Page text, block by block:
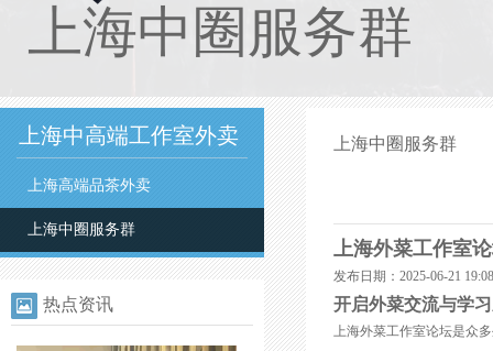
上海中圈服务群
上海中高端工作室外卖
上海高端品茶外卖
上海中圈服务群
热点资讯
上海中圈服务群
上海外菜工作室
发布日期：2025-06-21
开启外菜交流与学
上海外菜工作室论坛是众